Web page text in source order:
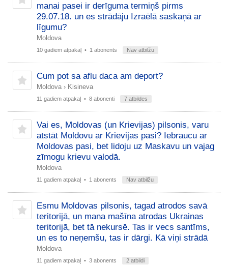
manai pasei ir derīguma termiņš pirms
29.07.18. un es strādāju Izraēlā saskaņā ar
līgumu?
Moldova
10 gadiem atpakaļ • 1 abonents Nav atbilžu
Cum pot sa aflu daca am deport?
Moldova › Kisineva
11 gadiem atpakaļ • 8 abonenti 7 atbildes
Vai es, Moldovas (un Krievijas) pilsonis, varu
atstāt Moldovu ar Krievijas pasi? Iebraucu ar
Moldovas pasi, bet lidoju uz Maskavu un vajag
zīmogu krievu valodā.
Moldova
11 gadiem atpakaļ • 1 abonents Nav atbilžu
Esmu Moldovas pilsonis, tagad atrodos savā
teritorijā, un mana mašīna atrodas Ukrainas
teritorijā, bet tā nekursē. Tas ir vecs santīms,
un es to neņemšu, tas ir dārgi. Kā viņi strādā
Moldova
11 gadiem atpakaļ • 3 abonents 2 atbildi